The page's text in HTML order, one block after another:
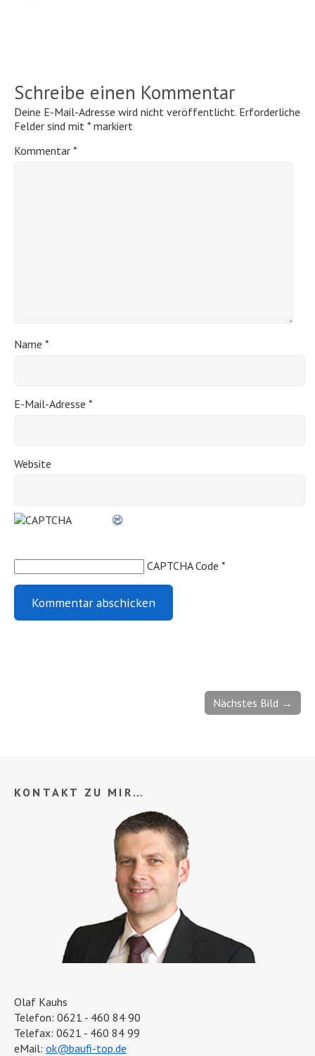
Schreibe einen Kommentar
Deine E-Mail-Adresse wird nicht veröffentlicht. Erforderliche
Felder sind mit * markiert
Kommentar *
Name *
E-Mail-Adresse *
Website
CAPTCHA Code *
Nächstes Bild →
KONTAKT ZU MIR…
Olaf Kauhs
Telefon: 0621 - 460 84 90
Telefax: 0621 - 460 84 99
eMail: ok@baufi-top.de